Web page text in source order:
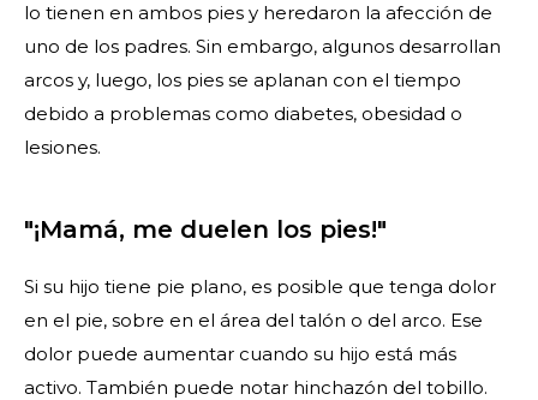
lo tienen en ambos pies y heredaron la afección de
uno de los padres. Sin embargo, algunos desarrollan
arcos y, luego, los pies se aplanan con el tiempo
debido a problemas como diabetes, obesidad o
lesiones.
"¡Mamá, me duelen los pies!"
Si su hijo tiene pie plano, es posible que tenga dolor
en el pie, sobre en el área del talón o del arco. Ese
dolor puede aumentar cuando su hijo está más
activo. También puede notar hinchazón del tobillo.